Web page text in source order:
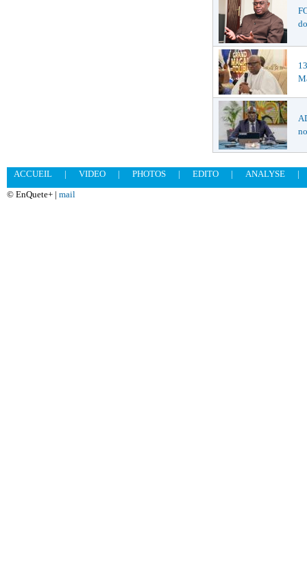
ACCUEIL | VIDEO | PHOTOS | EDITO | ANALYSE
|
© EnQuete+ | mail